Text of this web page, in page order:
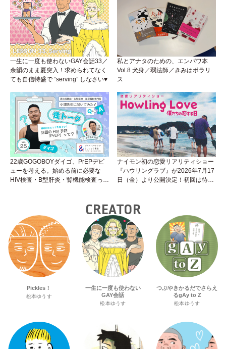
（Vol.26）
一生に一度も使わないGAY会話33／
余韻のまま夏突入！求められてなく
ても自信特盛で “serving” しなさい♥
私とアナタのための、エンパワ本
Vol.8 犬身／弱法師／きみはポラリ
ス
22歳GOGOBOYダイゴ、PrEPデビ
ューを考える。始める前に必要な
HIV検査・B型肝炎・腎機能検査っ
生に聞けばイイ！（Vol.25）
ナイモン初の恋愛リアリティショー
『ハウリングラブ』が2026年7月17
日（金）より公開決定！初回は待望
CREATOR
Pickles！
松本ゆうす
一生に一度も使わない
GAY会話
松本ゆうす
つぶやきかるだでさらえ
るgAy to Z
松本ゆうす